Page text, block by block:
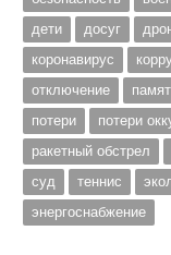
дети
досуг
коронавирус
отключение
потери
потери
ракетный обстрел
суд
теннис
энергоснабжение